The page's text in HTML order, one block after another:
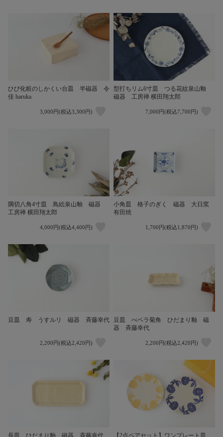
ひび化粧のしかくい台皿 半磁器 令
佳 haruka
3,000円(税込3,300円)
型打ちリム6寸皿 つる花紋泉山釉
磁器 工房禅 横田翔太郎
7,000円(税込7,700円)
隅切八角4寸皿 鳥絵泉山釉 磁器
工房禅 横田翔太郎
4,000円(税込4,400円)
小角皿 格子のぎく 磁器 大日窯
有田焼
1,700円(税込1,870円)
豆皿 寿 うすルリ 磁器 斉藤幸代
2,200円(税込2,420円)
豆皿 べベラ菊角 ひだまり釉 磁
器 斉藤幸代
2,200円(税込2,420円)